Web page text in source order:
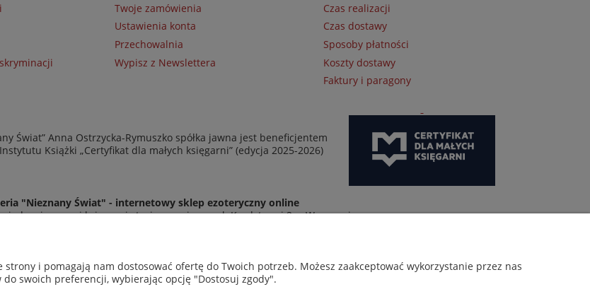
Twoje zamówienia
Ustawienia konta
Przechowalnia
Wypisz z Newslettera
Czas realizacji
Czas dostawy
Sposoby płatności
Koszty dostawy
Faktury i paragony
Świat” Anna Ostrzycka-Rymuszko spółka jawna jest beneficjentem
Książki „Certyfikat dla małych księgarni” (edycja 2025-2026)
"Nieznany Świat" - internetowy sklep ezoteryczny online
naszej księgarni stacjonarnej przy ul. Kredytowej 2 w Warszawie
i pomagają nam dostosować ofertę do Twoich potrzeb. Możesz zaakceptować wykorzystanie przez nas
swoich preferencji, wybierając opcję "Dostosuj zgody".